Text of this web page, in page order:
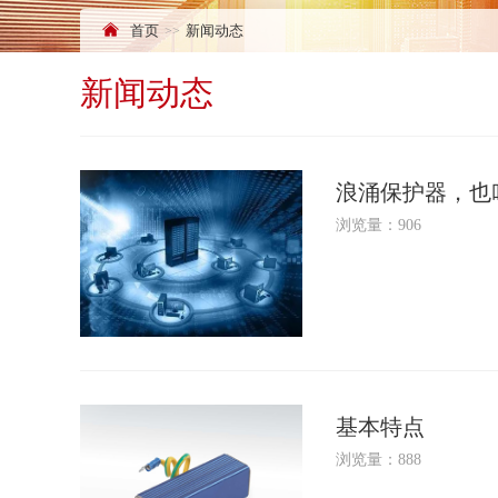
首页 新闻动态
新闻动态
浪涌保护器，也
浏览量：906
基本特点
浏览量：888